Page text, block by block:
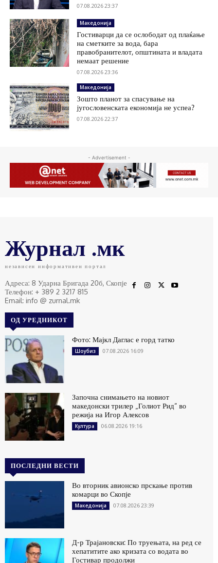
07.08.2026 23:37
Македонија
Гостиварци да се ослободат од плаќање
на сметките за вода, бара
правобранителот, општината и владата
немаат решение
07.08.2026 23:36
Македонија
Зошто планот за спасување на
југословенската економија не успеа?
07.08.2026 22:37
- Advertisement -
Журнал .мк
независен информативен портал
Адреса: 8 Ударна Бригада 20б, Скопје
Телефон: + 389 2 3217 815
Email: info @ zurnal.mk
ОД УРЕДНИКОТ
Фото: Мајкл Даглас е горд татко
Шоубиз 07.08.2026 16:09
Започна снимањето на новиот
македонски трилер „Голиот Рид“ во
режија на Игор Алексов
Култура 06.08.2026 19:16
ПОСЛЕДНИ ВЕСТИ
Во вторник авионско прскање против
комарци во Скопје
Македонија 07.08.2026 23:39
Д-р Трајановски: По труењата, на ред се
хепатитите ако кризата со водата во
Гостивар продолжи